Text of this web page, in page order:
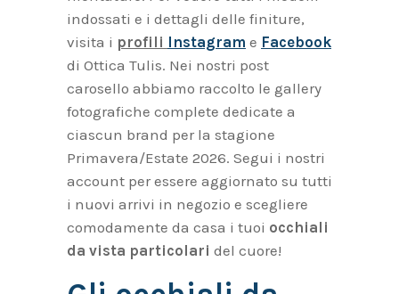
indossati e i dettagli delle finiture,
visita i profili Instagram e Facebook
di Ottica Tulis. Nei nostri post
carosello abbiamo raccolto le gallery
fotografiche complete dedicate a
ciascun brand per la stagione
Primavera/Estate 2026. Segui i nostri
account per essere aggiornato su tutti
i nuovi arrivi in negozio e scegliere
comodamente da casa i tuoi occhiali
da vista particolari del cuore!